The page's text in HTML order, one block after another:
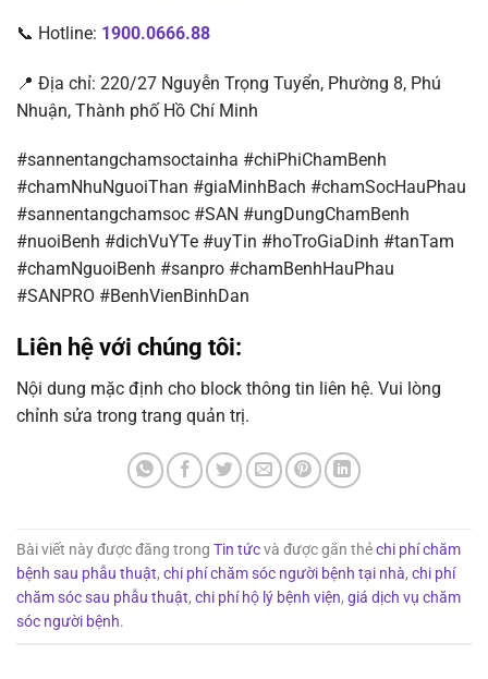
📞 Hotline: 1900.0666.88
📍 Địa chỉ: 220/27 Nguyễn Trọng Tuyển, Phường 8, Phú
Nhuận, Thành phố Hồ Chí Minh
#sannentangchamsoctainha #chiPhiChamBenh
#chamNhuNguoiThan #giaMinhBach #chamSocHauPhau
#sannentangchamsoc #SAN #ungDungChamBenh
#nuoiBenh #dichVuYTe #uyTin #hoTroGiaDinh #tanTam
#chamNguoiBenh #sanpro #chamBenhHauPhau
#SANPRO #BenhVienBinhDan
Liên hệ với chúng tôi:
Nội dung mặc định cho block thông tin liên hệ. Vui lòng
chỉnh sửa trong trang quản trị.
Bài viết này được đăng trong Tin tứcvà được gắn thẻchi phí chăm
bệnh sau phẫu thuật, chi phí chăm sóc người bệnh tại nhà, chi phí
chăm sóc sau phẫu thuật, chi phí hộ lý bệnh viện, giá dịch vụ chăm
sóc người bệnh.